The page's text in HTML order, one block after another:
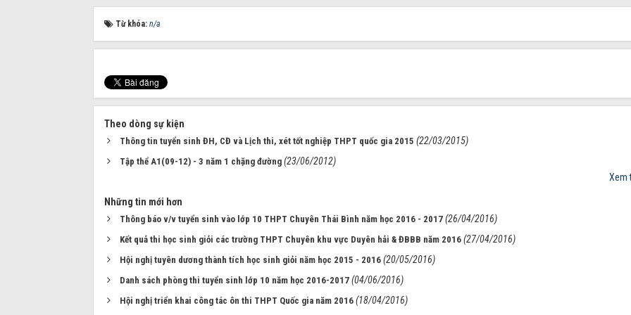
Từ khóa: n/a
Theo dòng sự kiện
Thông tin tuyển sinh ĐH, CĐ và Lịch thi, xét tốt nghiệp THPT quốc gia 2015 (22/03/2015)
Tập thể A1(09-12) - 3 năm 1 chặng đường (23/06/2012)
Xem
Những tin mới hơn
Thông báo v/v tuyển sinh vào lớp 10 THPT Chuyên Thái Bình năm học 2016 - 2017 (26/04/2016)
Kết quả thi học sinh giỏi các trường THPT Chuyên khu vực Duyên hải & ĐBBB năm 2016 (27/04/2016)
Hội nghị tuyên dương thành tích học sinh giỏi năm học 2015 - 2016 (20/05/2016)
Danh sách phòng thi tuyển sinh lớp 10 năm học 2016-2017 (04/06/2016)
Hội nghị triển khai công tác ôn thi THPT Quốc gia năm 2016 (18/04/2016)